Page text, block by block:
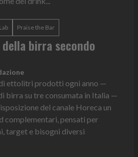
Praise the Bar
birra secondo
ettolitri prodotti ogni anno —
birra su tre consumata in Italia —
del canale Horeca un
complementari, pensati per
target e bisogni diversi